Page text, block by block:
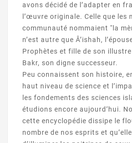
avons décidé de l’adapter en
l’œuvre originale. Celle que les
communauté nommaient ′′la
n’est autre que Â’ishah,
Prophètes et fille de son
Bakr, son digne successeur.
Peu connaissent son histoire,
haut niveau de science et
les fondements des sciences
étudions encore aujourd’hui.
cette encyclopédie dissipe le
nombre de nos esprits et